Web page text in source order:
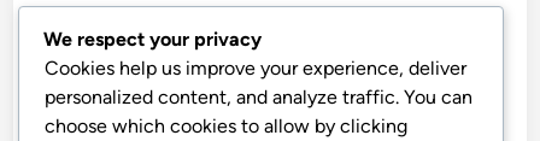
a te asigura că nimeni nu este lăsat deoparte.
Desemnează o persoană responsabilă pentru
urgențe pentru a simplifica comunicarea și luarea
deciziilor.
We respect your privacy
Cookies help us improve your experience, deliver
personalized content, and analyze traffic. You can
choose which cookies to allow by clicking